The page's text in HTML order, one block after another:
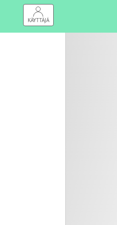
KÄYTTÄJÄ